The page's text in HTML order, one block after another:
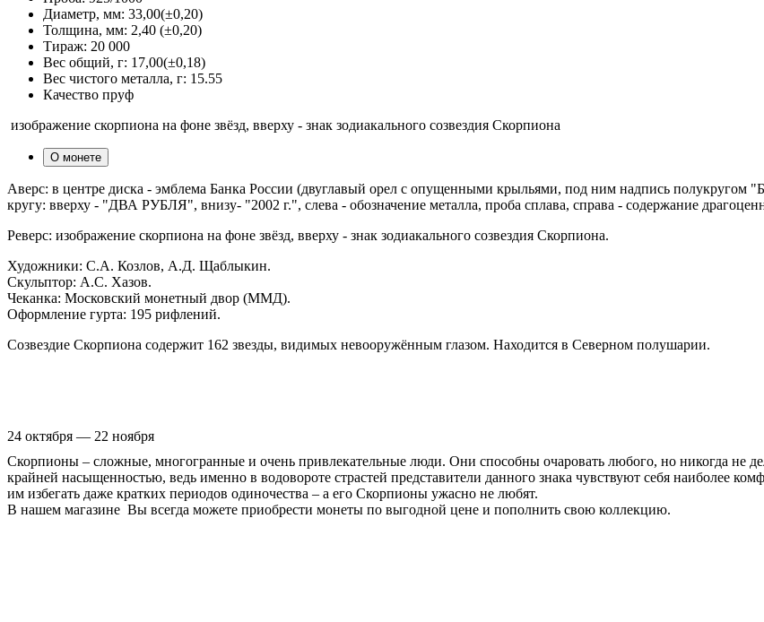
Диаметр, мм: 33,00(±0,20)
Толщина, мм: 2,40 (±0,20)
Тираж: 20 000
Вес общий, г: 17,00(±0,18)
Вес чистого металла, г: 15.55
Качество пруф
изображение скорпиона на фоне звёзд, вверху - знак зодиакального созвездия Скорпиона
О монете
Аверс: в центре диска - эмблема Банка России (двуглавый орел с опущенными крыльями, под ним надпись
кругу: вверху - "ДВА РУБЛЯ", внизу- "2002 г.", слева - обозначение металла, проба сплава, справа - содержание
Реверс: изображение скорпиона на фоне звёзд, вверху - знак зодиакального созвездия Скорпиона.
Художники: С.А. Козлов, А.Д. Щаблыкин.
Скульптор: А.С. Хазов.
Чеканка: Московский монетный двор (ММД).
Оформление гурта: 195 рифлений.
Созвездие Скорпиона содержит 162 звезды, видимых невооружённым глазом. Находится в Северном полушарии.
24 октября — 22 ноября
Скорпионы – сложные, многогранные и очень привлекательные люди. Они способны очаровать любого, но никогда не
крайней насыщенностью, ведь именно в водовороте страстей представители данного знака чувствуют себя наиболее
им избегать даже кратких периодов одиночества – а его Скорпионы ужасно не любят.
В нашем магазине Вы всегда можете приобрести монеты по выгодной цене и пополнить свою коллекцию.